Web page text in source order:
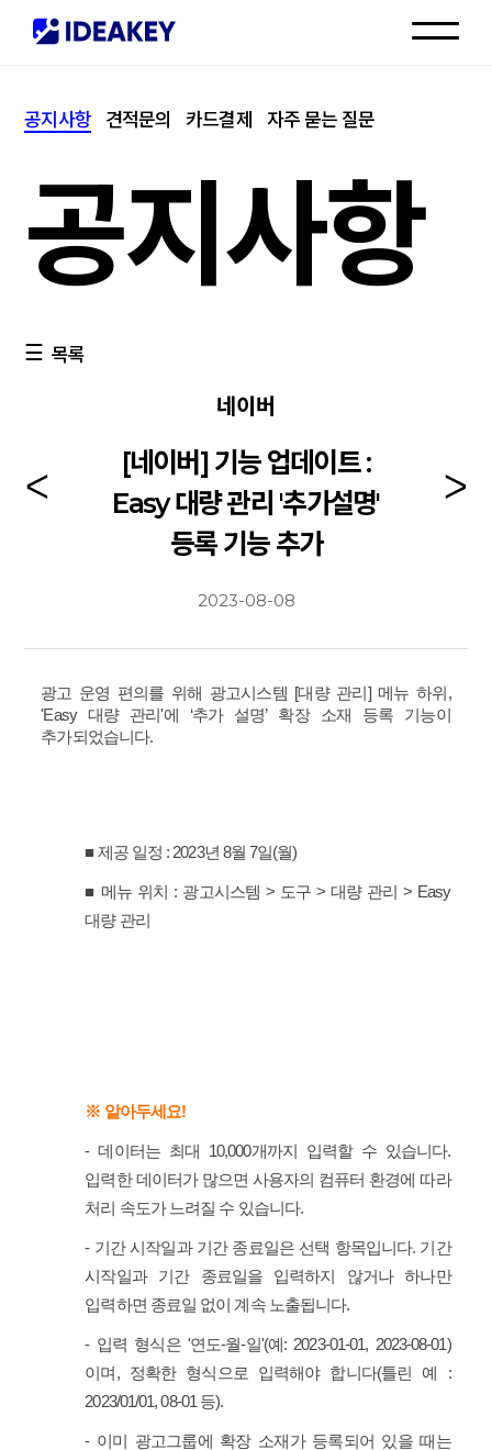
고객센터
공지사항 견적문의 카드결제 자주 묻는 질문
공지사항
목록
네이버
[네이버] 기능 업데이트 :
Easy 대량 관리 '추가설명'
등록 기능 추가
2023-08-08
광고 운영 편의를 위해 광고시스템 [대량 관리] 메뉴 하위,
'Easy 대량 관리'에 ‘추가 설명’ 확장 소재 등록 기능이
추가되었습니다.
■ 제공 일정 : 2023년 8월 7일(월)
■ 메뉴 위치 : 광고시스템 > 도구 > 대량 관리 > Easy
대량 관리
※ 알아두세요!
- 데이터는 최대 10,000개까지 입력할 수 있습니다.
입력한 데이터가 많으면 사용자의 컴퓨터 환경에 따라
처리 속도가 느려질 수 있습니다.
- 기간 시작일과 기간 종료일은 선택 항목입니다. 기간
시작일과 기간 종료일을 입력하지 않거나 하나만
입력하면 종료일 없이 계속 노출됩니다.
- 입력 형식은 '연도-월-일'(예: 2023-01-01, 2023-08-01)
이며, 정확한 형식으로 입력해야 합니다(틀린 예 :
2023/01/01, 08-01 등).
- 이미 광고그룹에 확장 소재가 등록되어 있을 때는